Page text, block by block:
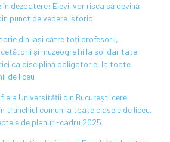
dezbatere: Elevii vor risca să devină
punct de vedere istoric
din Iași către toți profesorii,
și muzeografii la solidaritate
ca disciplină obligatorie, la toate
de liceu
a Universității din București cere
trunchiul comun la toate clasele de liceu,
de planuri-cadru 2025